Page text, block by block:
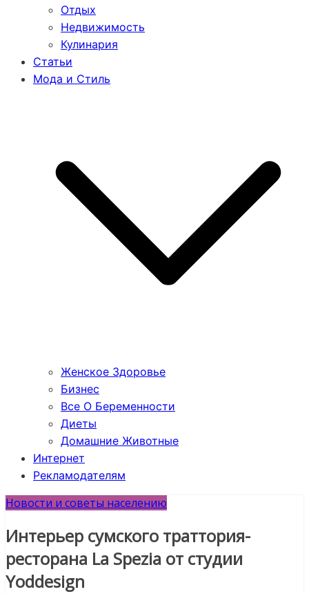
Отдых
Недвижимость
Кулинария
Статьи
Мода и Стиль
Женское Здоровье
Бизнес
Все О Беременности
Диеты
Домашние Животные
Интернет
Рекламодателям
Новости и советы населению
Интерьер сумского траттория-
ресторана La Spezia от студии
Yoddesign